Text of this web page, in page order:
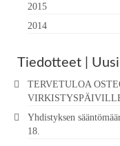
2015
2014
Tiedotteet |
TERVETULOA
Yhdistyksen
18.